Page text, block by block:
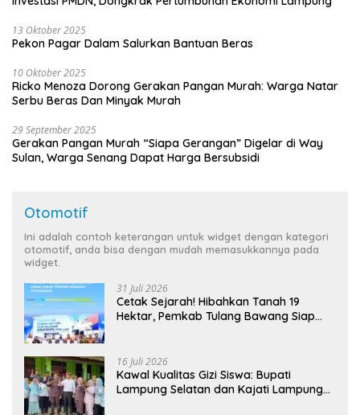
13 Oktober 2025
Pekon Pagar Dalam Salurkan Bantuan Beras
10 Oktober 2025
Ricko Menoza Dorong Gerakan Pangan Murah: Warga Natar
Serbu Beras Dan Minyak Murah
29 September 2025
Gerakan Pangan Murah “Siapa Gerangan” Digelar di Way
Sulan, Warga Senang Dapat Harga Bersubsidi
Otomotif
Ini adalah contoh keterangan untuk widget dengan kategori
otomotif, anda bisa dengan mudah memasukkannya pada
widget.
31 Juli 2026
Cetak Sejarah! Hibahkan Tanah 19
Hektar, Pemkab Tulang Bawang Siap
16 Juli 2026
Kawal Kualitas Gizi Siswa: Bupati
Lampung Selatan dan Kajati Lampung